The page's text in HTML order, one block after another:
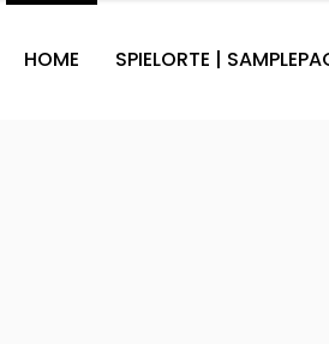
HOME SPIELORTE |